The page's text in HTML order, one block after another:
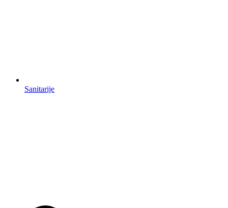
Sanitarije